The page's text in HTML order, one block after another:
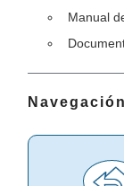
Manual
Navegación